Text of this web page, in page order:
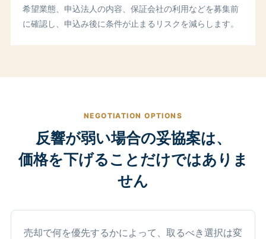
希望業態、申込法人の内容、保証会社の利用などを募集前
に確認し、申込み後に条件が止まるリスクを減らします。
NEGOTIATION OPTIONS
反響が弱い場合の妥協案は、
価格を下げることだけではありま
せん
売却で何を優先するかによって、取るべき選択は変